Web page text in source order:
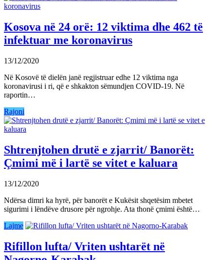
Kosova në 24 orë: 12 viktima dhe 462 të
infektuar me koronavirus
13/12/2020
Në Kosovë të dielën janë regjistruar edhe 12 viktima nga
koronavirusi i ri, që e shkakton sëmundjen COVID-19. Në
raportin…
Rajoni
Shtrenjtohen drutë e zjarrit/ Banorët:
Çmimi më i lartë se vitet e kaluara
13/12/2020
Ndërsa dimri ka hyrë, për banorët e Kukësit shqetësim mbetet
sigurimi i lëndëve drusore për ngrohje. Ata thonë çmimi është…
Lajme
Rifillon lufta/ Vriten ushtarët në